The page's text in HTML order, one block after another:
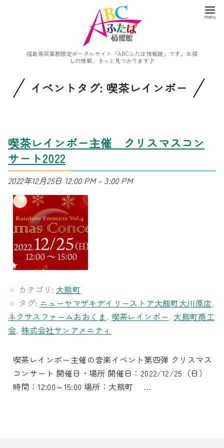
福島県双葉郡限定ポータルサイト「ABCふたば情報館」です。お探
しの情報、きっと見つかります♪
イベントタグ: 喫茶レインボー
喫茶レインボー主催 クリスマスコン
サート2022
2022年12月25日 12:00 PM– 3:00 PM
カテゴリ: 大熊町
タグ: ニューヤマザキデイリーストア大熊町大川原店,
ネクサスファームおおくま , 喫茶レインボー, 大熊町商工
会,株式会社サンアメニティ
喫茶レインボー主催の音楽イベント第四弾 クリスマス
コンサート 開催日・場所 開催日：2022/12/25（日）
時間：12:00～15:00 場所：大熊町 …